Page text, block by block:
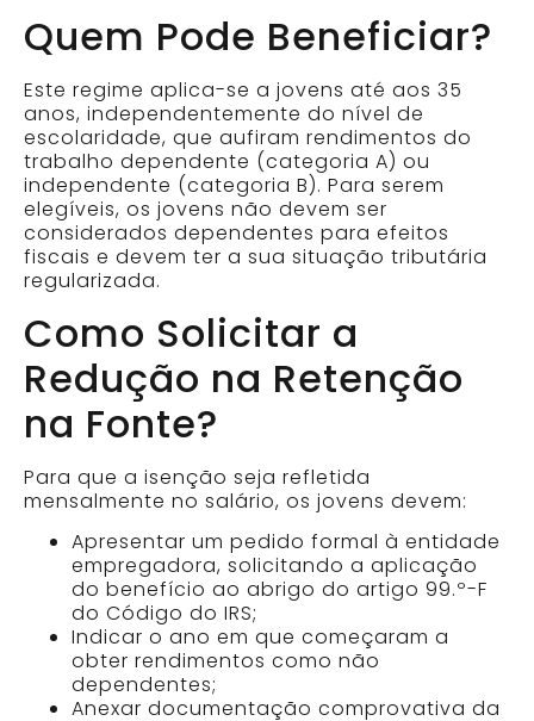
Quem Pode Beneficiar?
Este regime aplica-se a jovens até aos 35
anos, independentemente do nível de
escolaridade, que aufiram rendimentos do
trabalho dependente (categoria A) ou
independente (categoria B). Para serem
elegíveis, os jovens não devem ser
considerados dependentes para efeitos
fiscais e devem ter a sua situação tributária
regularizada. ​
Como Solicitar a
Redução na Retenção
na Fonte?
Para que a isenção seja refletida
mensalmente no salário, os jovens devem:​
Apresentar um pedido formal à entidade
empregadora, solicitando a aplicação
do benefício ao abrigo do artigo 99.º-F
do Código do IRS;​
Indicar o ano em que começaram a
obter rendimentos como não
dependentes;​
Anexar documentação comprovativa da